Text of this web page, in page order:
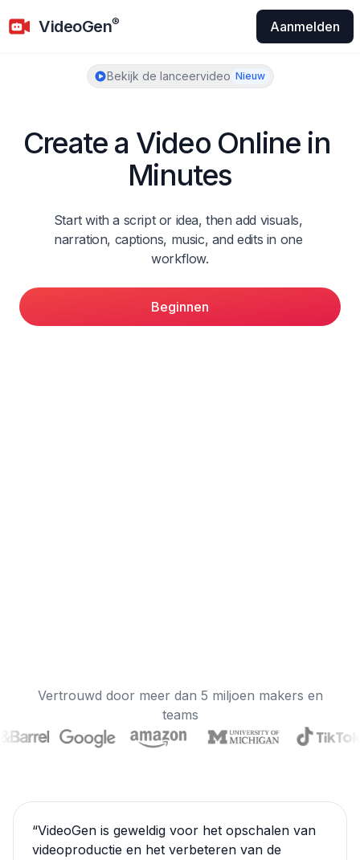
VideoGenVideoGen® Aanmelden
Bekijk de lanceervideo Nieuw
Create a Video Online in
Minutes
Start with a script or idea, then add visuals,
narration, captions, music, and edits in one
workflow.
Beginnen
Vertrouwd door meer dan 5 miljoen makers en
teams
“VideoGen is geweldig voor het opschalen van
videoproductie en het verbeteren van de